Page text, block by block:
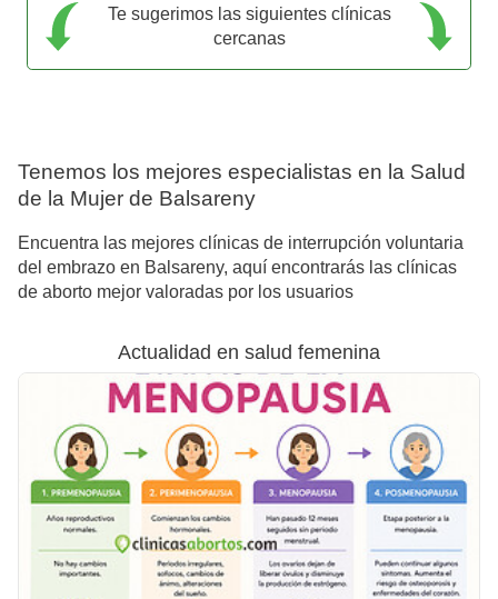
Te sugerimos las siguientes clínicas
cercanas
Tenemos los mejores especialistas en la Salud
de la Mujer de Balsareny
Encuentra las mejores clínicas de interrupción voluntaria
del embrazo en Balsareny, aquí encontrarás las clínicas
de aborto mejor valoradas por los usuarios
Actualidad en salud femenina